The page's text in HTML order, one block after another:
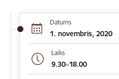
Datums
1. novembris, 2020
Laiks
9.30–18.00